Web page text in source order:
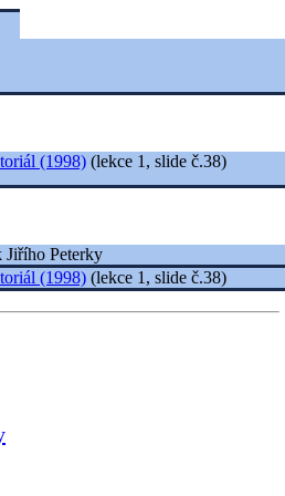
(1998) (lekce 1, slide č.38)
Jiřího Peterky
(1998) (lekce 1, slide č.38)